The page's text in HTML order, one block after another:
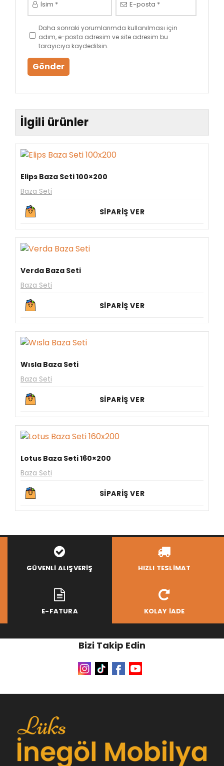
İsim * E-posta *
Daha sonraki yorumlarımda kullanılması için
adım, e-posta adresim ve site adresim bu
tarayıcıya kaydedilsin.
İlgili ürünler
Elips Baza Seti 100×200
Baza Seti
SİPARİŞ VER
Verda Baza Seti
Baza Seti
SİPARİŞ VER
Wısla Baza Seti
Baza Seti
SİPARİŞ VER
Lotus Baza Seti 160×200
Baza Seti
SİPARİŞ VER
GÜVENLI ALIŞVERIŞ HIZLI TESLIMAT
E-FATURA KOLAY İADE
Bizi Takip Edin